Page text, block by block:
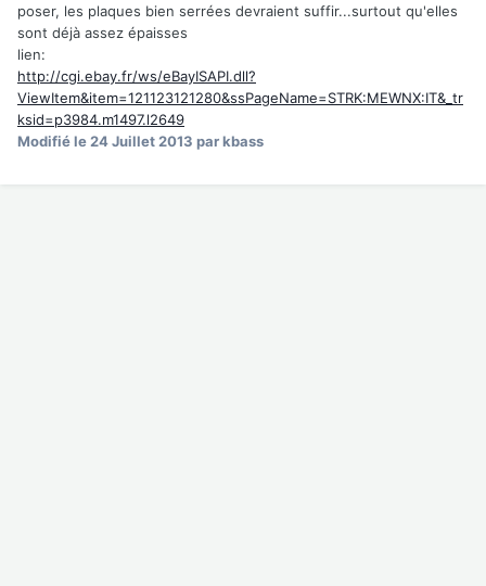
poser, les plaques bien serrées devraient suffir...surtout qu'elles
sont déjà assez épaisses
lien:
http://cgi.ebay.fr/ws/eBayISAPI.dll?
ViewItem&item=121123121280&ssPageName=STRK:MEWNX:IT&_tr
ksid=p3984.m1497.l2649
Modifiéle 24 Juillet 2013 par kbass